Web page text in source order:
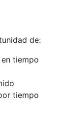
de:
tiempo
tiempo